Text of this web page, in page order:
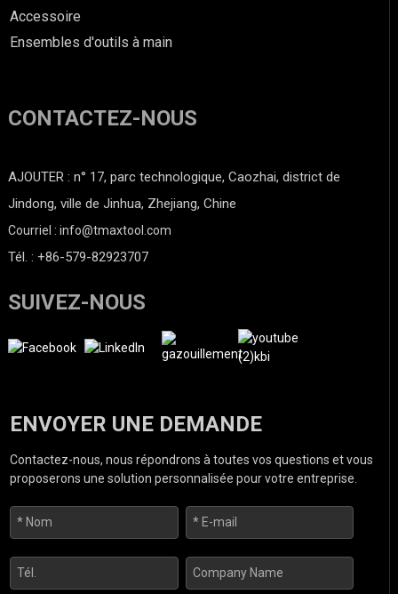
Accessoire
Ensembles d'outils à main
CONTACTEZ-NOUS
AJOUTER : n° 17, parc technologique, Caozhai, district de
Jindong, ville de Jinhua, Zhejiang, Chine
Courriel : info@tmaxtool.com
Tél. : +86-579-82923707
SUIVEZ-NOUS
ENVOYER UNE DEMANDE
Contactez-nous, nous répondrons à toutes vos questions et vous
proposerons une solution personnalisée pour votre entreprise.